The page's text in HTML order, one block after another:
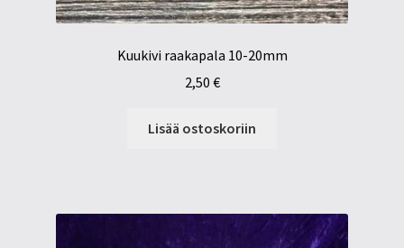
Kuukivi raakapala 10-20mm
2,50 €
Lisää ostoskoriin